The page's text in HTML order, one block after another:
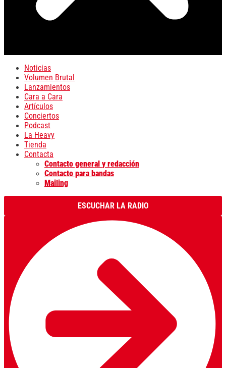
Noticias
Volumen Brutal
Lanzamientos
Cara a Cara
Artículos
Conciertos
Podcast
La Heavy
Tienda
Contacta
Contacto general y redacción
Contacto para bandas
Mailing
ESCUCHAR LA RADIO